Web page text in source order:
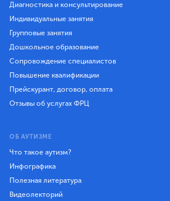
Диагностика и консультирование
Индивидуальные занятия
Групповые занятия
Дошкольное образование
Сопровождение специалистов
Повышение квалификации
Прейскурант, договор, оплата
Отзывы об услугах ФРЦ
ОБ АУТИЗМЕ
Что такое аутизм?
Инфографика
Полезная литература
Видеолекторий